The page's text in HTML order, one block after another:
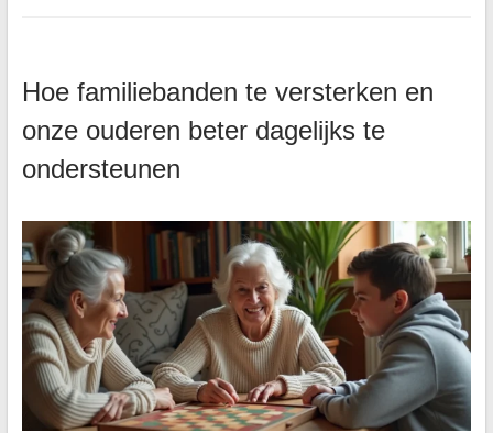
Hoe familiebanden te versterken en
onze ouderen beter dagelijks te
ondersteunen